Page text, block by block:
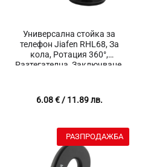
Универсална стойка за
телефон Jiafen RHL68, За
кола, Ротация 360°,
Разтегателна, Заключване,
ширина от 5 до 10 см,
Черен/Сив, Тегло 190 гр.
6.08€/ 11.89 лв.
РАЗПРОДАЖБА